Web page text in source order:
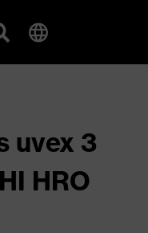
uvex 3
HRO